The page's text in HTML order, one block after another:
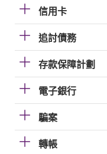
信用卡
追討債務
存款保障計劃
電子銀行
騙案
轉帳